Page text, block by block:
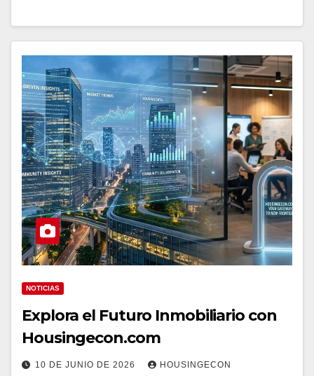
NOTICIAS
Explora el Futuro Inmobiliario con
Housingecon.com
10 DE JUNIO DE 2026 HOUSINGECON